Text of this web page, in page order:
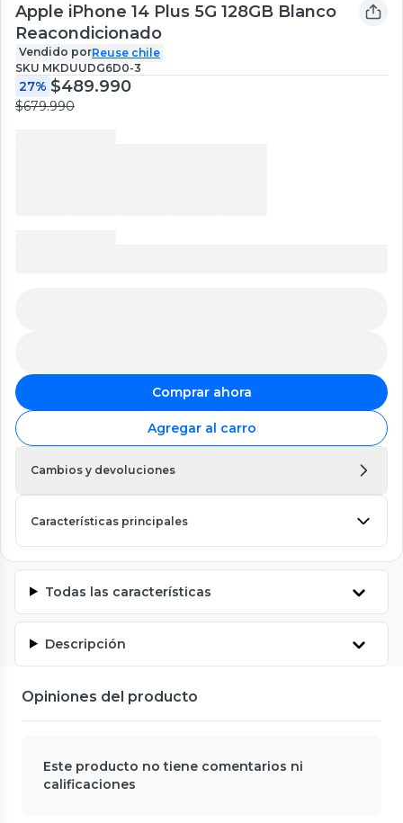
Apple iPhone 14 Plus 5G 128GB Blanco
Reacondicionado
Vendido porReuse chile
SKU MKDUUDG6D0-3
27% $489.990
$679.990
Comprar ahora
Agregar al carro
Cambios y devoluciones
Características principales
Todas las características
Descripción
Opiniones del producto
Este producto no tiene comentarios ni
calificaciones